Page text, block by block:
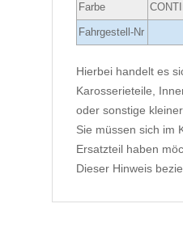
Farbe
Fahrgestell-Nr
Hierbei handelt es
Karosserieteile,
oder sonstige
Sie müssen sich im
Ersatzteil haben
Dieser Hinweis